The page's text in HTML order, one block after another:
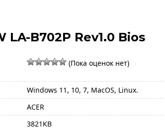
LA-B702P Rev1.0 Bios
(Пока оценок нет)
Windows 11, 10, 7, MacOS, Linux.
ACER
3821KB